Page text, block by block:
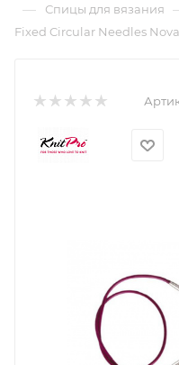
— Спицы для вязания
Fixed Circular Needles